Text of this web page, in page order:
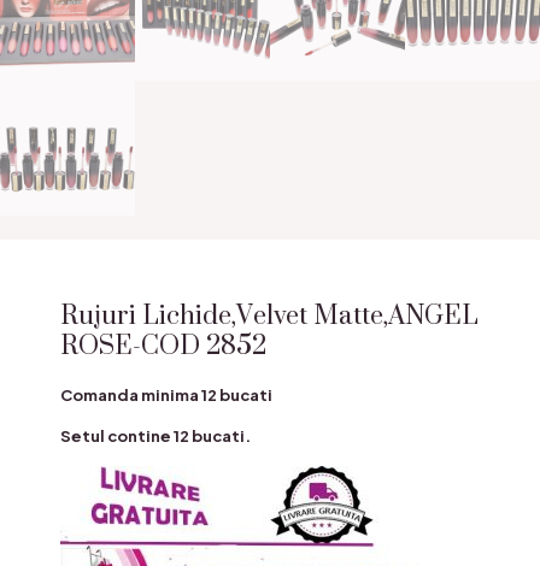
Rujuri Lichide,Velvet Matte,ANGEL
ROSE-COD 2852
Comanda minima 12 bucati
Setul contine 12 bucati.